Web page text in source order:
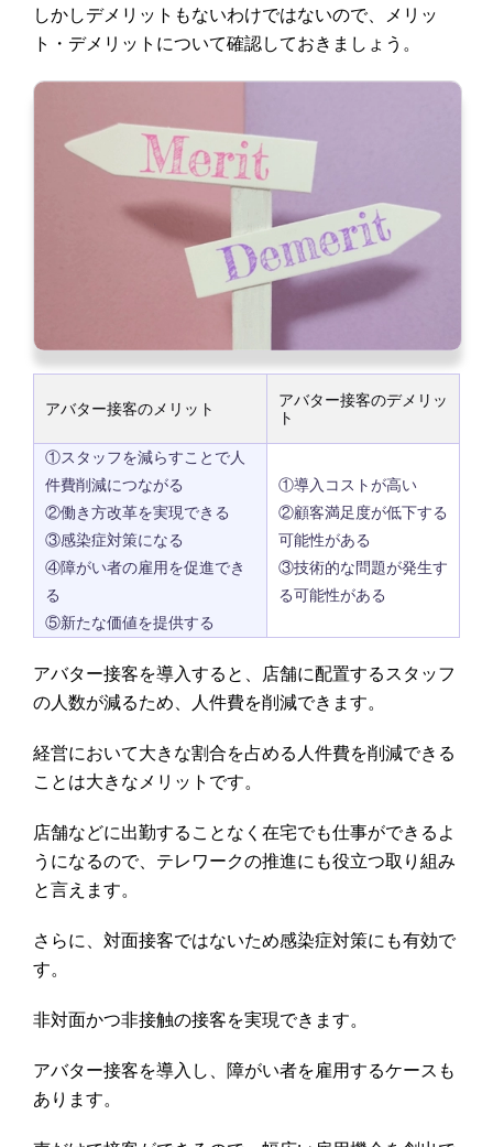
しかしデメリットもないわけではないので、メリッ
ト・デメリットについて確認しておきましょう。
アバター接客のメリット
アバター接客のデメリッ
ト
①スタッフを減らすことで人
件費削減につながる
②働き方改革を実現できる
③感染症対策になる
④障がい者の雇用を促進でき
る
⑤新たな価値を提供する
①導入コストが高い
②顧客満足度が低下する
可能性がある
③技術的な問題が発生す
る可能性がある
アバター接客を導入すると、店舗に配置するスタッフ
の人数が減るため、人件費を削減できます。
経営において大きな割合を占める人件費を削減できる
ことは大きなメリットです。
店舗などに出勤することなく在宅でも仕事ができるよ
うになるので、テレワークの推進にも役立つ取り組み
と言えます。
さらに、対面接客ではないため感染症対策にも有効で
す。
非対面かつ非接触の接客を実現できます。
アバター接客を導入し、障がい者を雇用するケースも
あります。